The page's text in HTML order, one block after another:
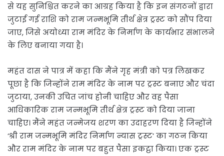
से यह सुनिश्चित करने का आग्रह किया है कि इन संगठनों द्वारा
जुटाई गई राशि को राम जन्मभूमि तीर्थ क्षेत्र ट्रस्ट को सौंप दिया
जाए, जिसे अयोध्या राम मंदिर के निर्माण के कार्यभार संभालने
के लिए बनाया गया है।
महंत दास ने पात्र में कहा कि मैंने गृह मंत्री को पत्र लिखकर
पूछा है कि जिन्होंने राम मंदिर के नाम पर ट्रस्ट बनाए और चंदा
जुटाया, उनकी उचित जांच होनी चाहिए और वह पैसा
आधिकारिक राम जन्मभूमि तीर्थ क्षेत्र ट्रस्ट को दिया जाना
चाहिए। मैंने महंत जन्मेजय शरण का उदाहरण दिया है जिन्होंने
‘श्री राम जन्मभूमि मंदिर निर्माण न्यास ट्रस्ट’ का गठन किया
और राम मंदिर के नाम पर बहुत पैसा इकट्ठा किया। एक ट्रस्ट